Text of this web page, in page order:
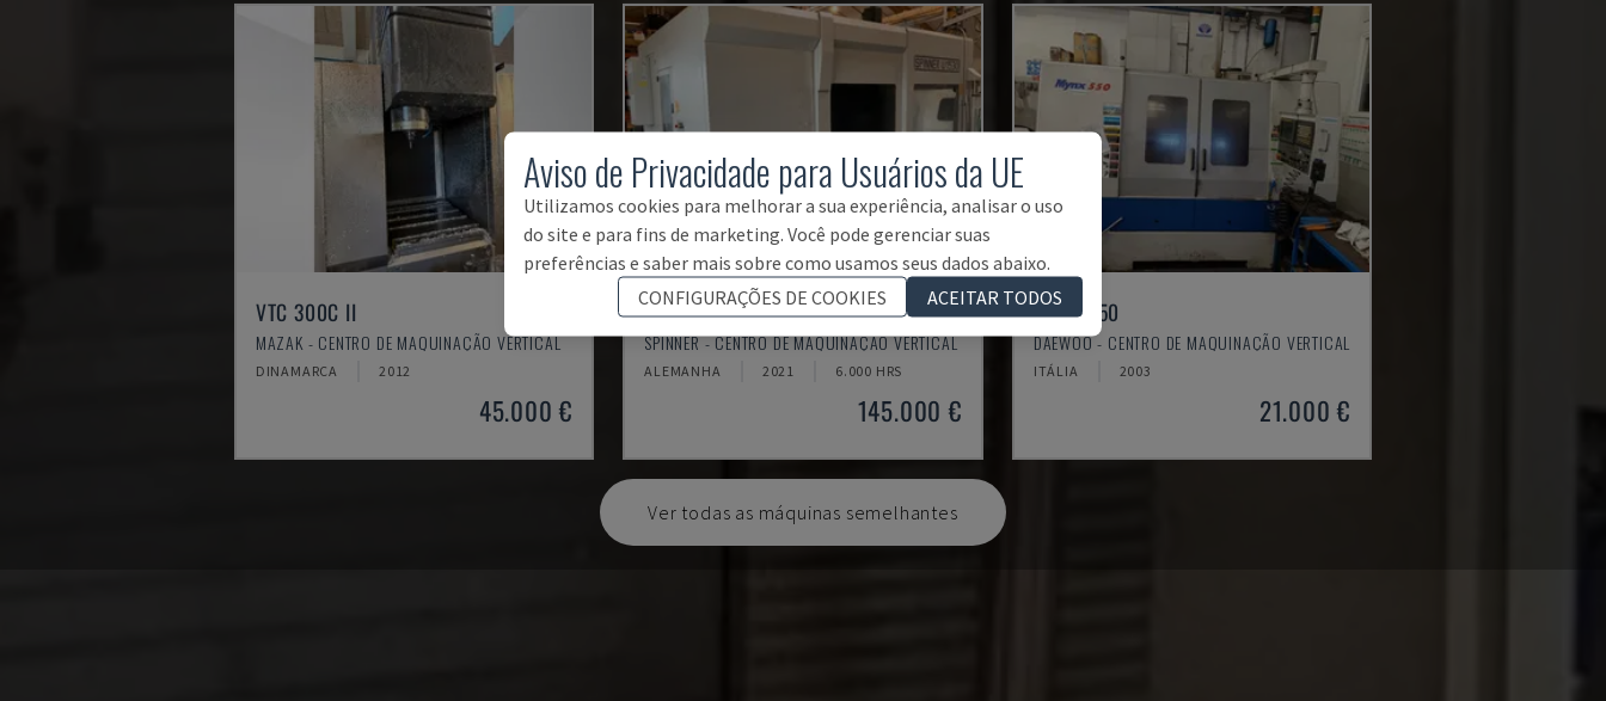
VTC 300C II
MAZAK - CENTRO DE MAQUINAÇÃO VERTICAL
DINAMARCA 2012
45.000 €
U5-1530
SPINNER - CENTRO DE MAQUINAÇÃO VERTICAL
ALEMANHA 2021 6.000 HRS
145.000 €
MYNX 550
DAEWOO - CENTRO DE MAQUINAÇÃO VERTICAL
ITÁLIA 2003
21.000 €
Ver todas as máquinas semelhantes
Aviso de Privacidade para Usuários da UE
Utilizamos cookies para melhorar a sua experiência, analisar o uso
do site e para fins de marketing. Você pode gerenciar suas
preferências e saber mais sobre como usamos seus dados abaixo.
CONFIGURAÇÕES DE COOKIES
ACEITAR TODOS